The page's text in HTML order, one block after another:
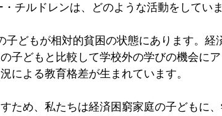
チルドレンは、どのような活動をしてい
子どもが相対的貧困の状態にあります。経
子どもと比較して学校外の学びの機会に
による教育格差が生まれています。
ため、私たちは経済困窮家庭の子どもに